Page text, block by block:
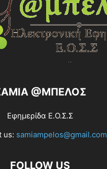
@ΜΠΕΛΟΣ
Εφημερίδα Ε.Ο.Σ.Σ
us: samiampelos@gmail.com
FOLLOW US